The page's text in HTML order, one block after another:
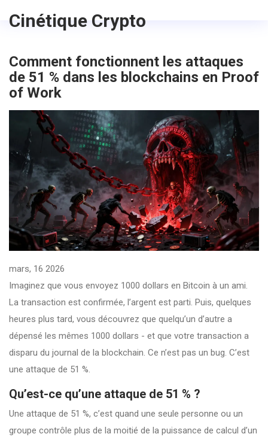
Cinétique Crypto
Comment fonctionnent les attaques
de 51 % dans les blockchains en Proof
of Work
mars, 16 2026
Imaginez que vous envoyez 1000 dollars en Bitcoin à un ami.
La transaction est confirmée, l’argent est parti. Puis, quelques
heures plus tard, vous découvrez que quelqu’un d’autre a
dépensé les mêmes 1000 dollars - et que votre transaction a
disparu du journal de la blockchain. Ce n’est pas un bug. C’est
une attaque de 51 %.
Qu’est-ce qu’une attaque de 51 % ?
Une attaque de 51 %, c’est quand une seule personne ou un
groupe contrôle plus de la moitié de la puissance de calcul d’un